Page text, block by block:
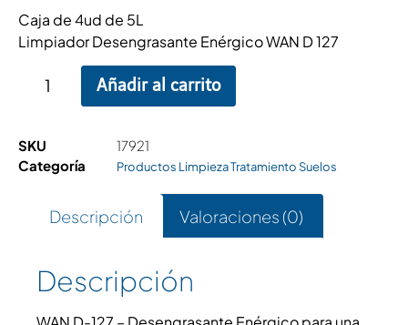
Caja de 4ud de 5L
Limpiador Desengrasante Enérgico WAN D 127
Añadir al carrito
SKU
17921
Categoría
Productos Limpieza Tratamiento Suelos
Descripción Valoraciones (0)
Descripción